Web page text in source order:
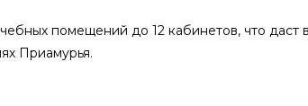
помещений до 12 кабинетов, что даст
Приамурья.